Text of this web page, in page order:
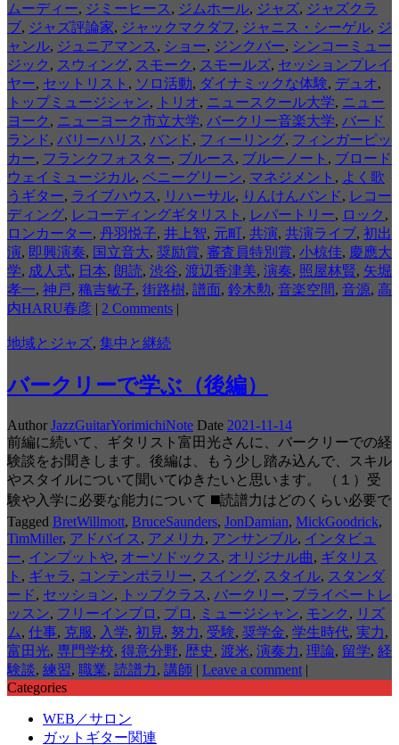
ムーディー, ジミーヒース , ジムホール, ジャズ, ジャズクラ
ブ, ジャズ評論家, ジャックマクダフ, ジャニス・シーゲル, ジ
ャンル, ジュニアマンス , ショー, ジンクバー, シンコーミュー
ジック , スウィング, スモーク , スモールズ, セッションプレイ
ヤー, セットリスト , ソロ活動, ダイナミックな体験, デュオ,
トップミュージシャン, トリオ, ニュースクール大学, ニュー
ヨーク , ニューヨーク市立大学, バークリー音楽大学, バード
ランド, バリーハリス , バンド, フィーリング, フィンガーピッ
カー, フランクフォスター, ブルース , ブルーノート , ブロード
ウェイミュージカル, ベニーグリーン, マネジメント , よく歌
うギター, ライブハウス , リハーサル, りんけんバンド, レコー
ディング, レコーディングギタリスト , レパートリー, ロック ,
ロンカーター, 丹羽悦子, 井上智, 元町, 共演, 共演ライブ, 初出
演, 即興演奏, 国立音大, 奨励賞, 審査員特別賞, 小椋佳, 慶應大
学, 成人式, 日本, 朗読, 渋谷, 渡辺香津美, 演奏, 照屋林賢, 矢堀
孝一, 神戸, 穐吉敏子, 街路樹, 譜面, 鈴木勲, 音楽空間, 音源, 高
内HARU春彦 | 2 Comments |
地域とジャズ, 集中と継続
バークリーで学ぶ（後編）
Author JazzGuitarYorimichiNote Date 2021-11-14
前編に続いて、ギタリスト富田光さんに、バークリーでの経
験談をお聞きします。後編は、もう少し踏み込んで、スキル
やスタイルについて聞いてゆきたいと思います。 （１）受
験や入学に必要な能力について ◼️読譜力はどのくらい必要で
Tagged BretWillmott, BruceSaunders, JonDamian, MickGoodrick,
TimMiller, アドバイス , アメリカ, アンサンブル, インタビュ
ー, インプットや, オーソドックス , オリジナル曲, ギタリス
ト , ギャラ, コンテンポラリー, スイング, スタイル, スタンダ
ード, セッション, トップクラス , バークリー, プライベートレ
ッスン, フリーインプロ , プロ , ミュージシャン, モンク , リズ
ム, 仕事, 克服, 入学, 初見, 努力, 受験, 奨学金, 学生時代, 実力,
富田光, 専門学校, 得意分野, 歴史, 渡米, 演奏力, 理論, 留学, 経
験談, 練習, 職業, 読譜力, 講師 | Leave a comment |
Categories
WEB／サロン
ガットギター関連